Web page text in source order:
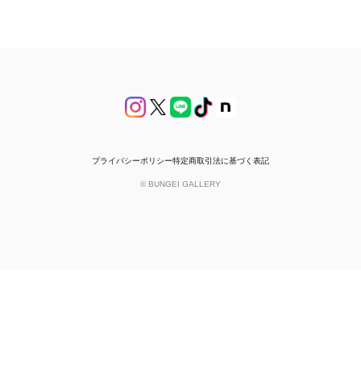
プライバシーポリシー特定商取引法に基づく表記
© BUNGEI GALLERY